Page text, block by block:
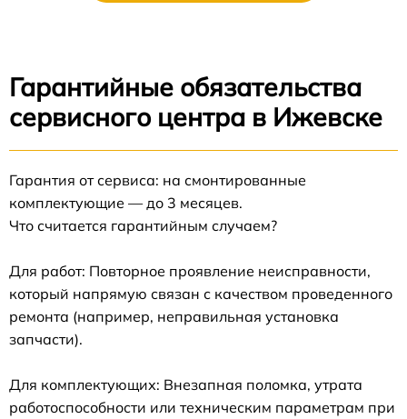
Гарантийные обязательства
сервисного центра в Ижевске
Гарантия от сервиса: на смонтированные
комплектующие — до 3 месяцев.
Что считается гарантийным случаем?
Для работ: Повторное проявление неисправности,
который напрямую связан с качеством проведенного
ремонта (например, неправильная установка
запчасти).
Для комплектующих: Внезапная поломка, утрата
работоспособности или техническим параметрам при